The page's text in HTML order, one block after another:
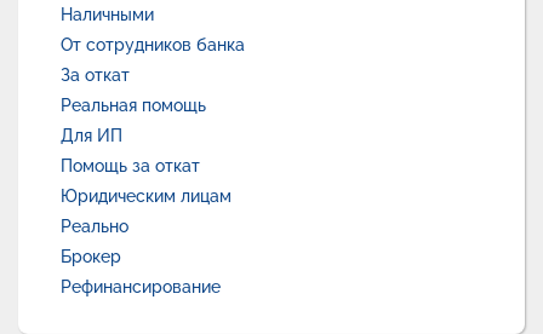
Наличными
От сотрудников банка
За откат
Реальная помощь
Для ИП
Помощь за откат
Юридическим лицам
Реально
Брокер
Рефинансирование